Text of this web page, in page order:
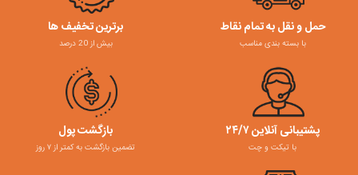
حمل و نقل به تمام نقاط
با بسته بندی مناسب
برترین تخفیف ها
بیش از 20 درصد
پشتیبانی آنلاین ۲۴/۷
با تیکت و چت
بازگشت پول
تضمین بازگشت به کمتر از ۷ روز